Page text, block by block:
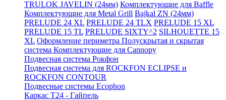
TRULOK JAVELIN (24мм) Комплектующие для Baffle
Комплектующие для Metal Grill Bajkal ZN (24мм)
PRELUDE 24 XL PRELUDE 24 TLX PRELUDE 15 XL
PRELUDE 15 TL PRELUDE SIXTY^2 SILHOUETTE 15
XL Оформление периметра Полускрытая и скрытая
система Комплектующие для Cannopy
Подвесная система Рокфон
Подвесная система для ROCKFON ECLIPSE и
ROCKFON CONTOUR
Подвесные системы Ecophon
Каркас Т24 - Гайпель